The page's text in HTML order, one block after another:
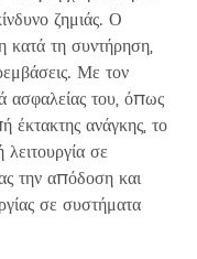
ζημιάς. Ο
κατά τη συντήρηση,
Με τον
ασφαλείας του, όπως
έκτακτης ανάγκης, το
σε
την απόδοση και
σε συστήματα